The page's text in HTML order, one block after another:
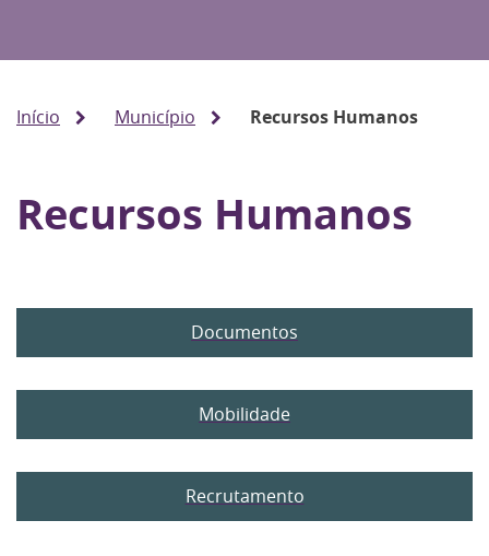
Início Município Recursos Humanos
Recursos Humanos
Documentos
Mobilidade
Recrutamento